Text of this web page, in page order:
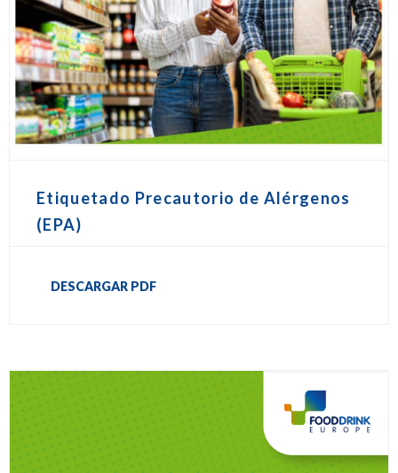
Etiquetado Precautorio de Alérgenos
(EPA)
DESCARGAR PDF